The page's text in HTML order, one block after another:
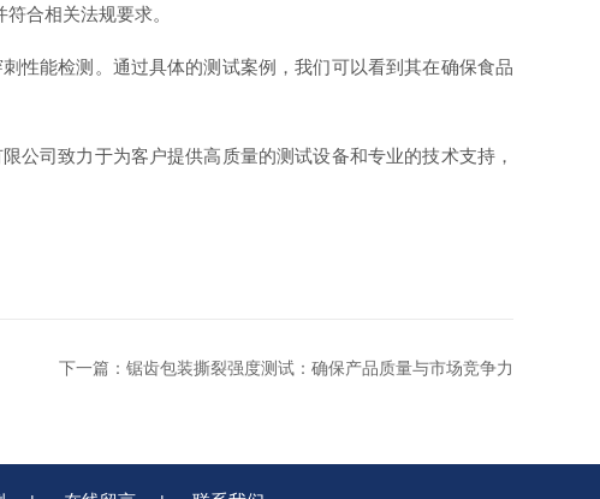
合相关法规要求。
性能检测。通过具体的测试案例，我们可以看到其在确保食品
公司致力于为客户提供高质量的测试设备和专业的技术支持，
下一篇： 锯齿包装撕裂强度测试：确保产品质量与市场竞争力